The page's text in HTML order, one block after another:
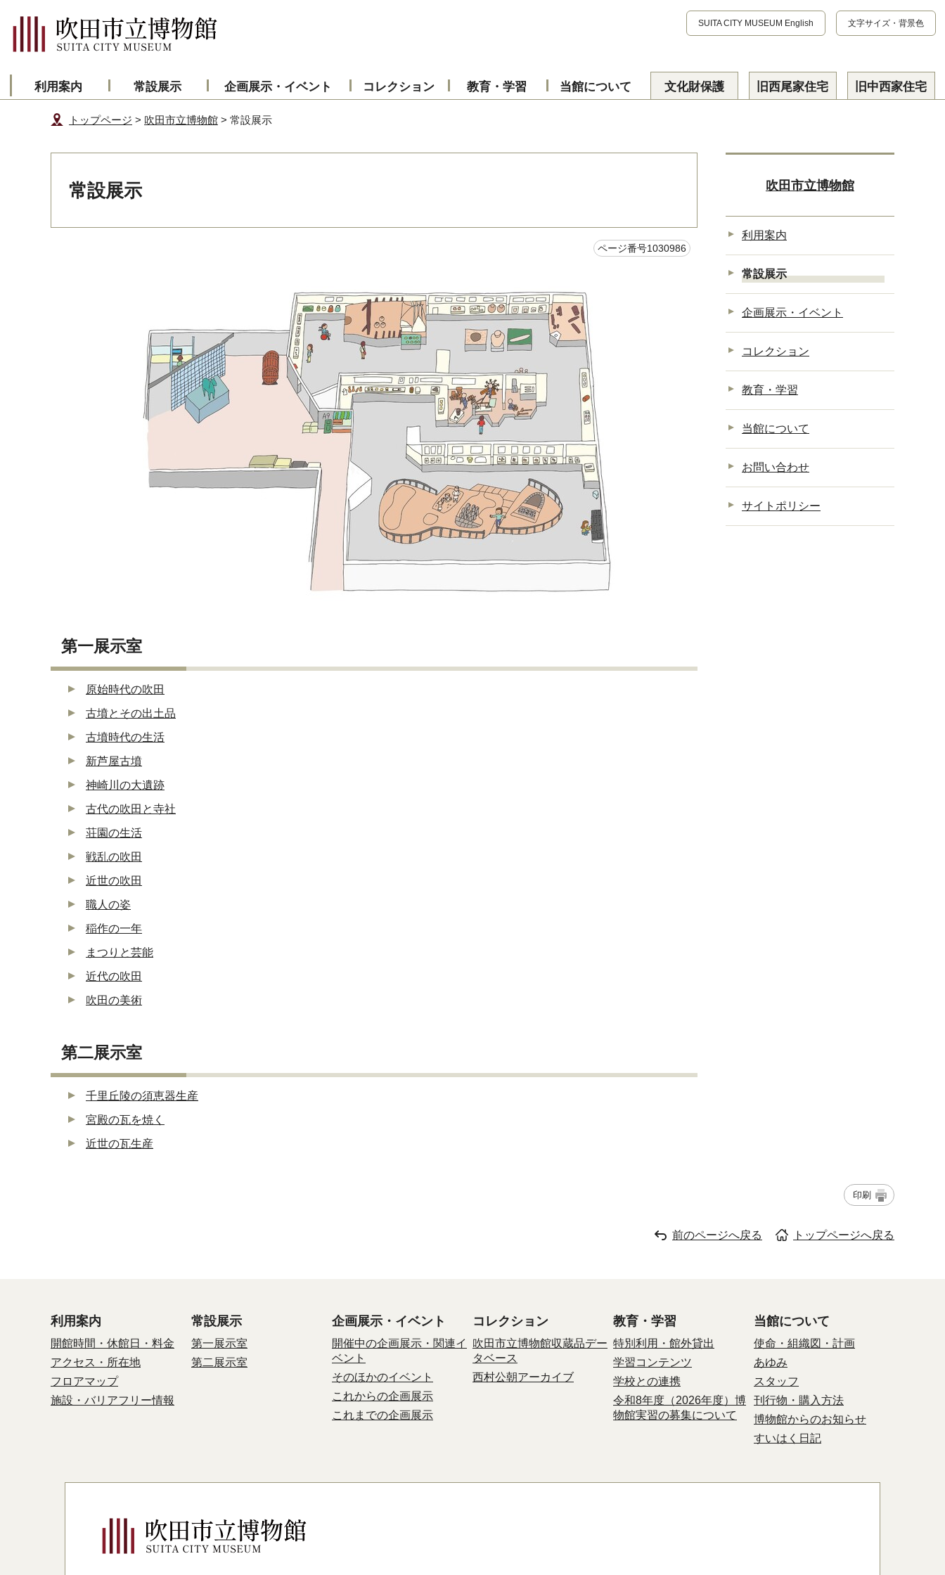
SUITA CITY MUSEUM English 文字サイズ・背景色
利用案内 常設展示 企画展示・イベント コレクション 教育・学習 当館について 文化財保護 旧西尾家住宅 旧中西家住宅
トップページ > 吹田市立博物館 > 常設展示
常設展示
ページ番号1030986
第一展示室
原始時代の吹田
古墳とその出土品
古墳時代の生活
新芦屋古墳
神崎川の大遺跡
古代の吹田と寺社
荘園の生活
戦乱の吹田
近世の吹田
職人の姿
稲作の一年
まつりと芸能
近代の吹田
吹田の美術
第二展示室
千里丘陵の須恵器生産
宮殿の瓦を焼く
近世の瓦生産
吹田市立博物館
利用案内
常設展示
企画展示・イベント
コレクション
教育・学習
当館について
お問い合わせ
サイトポリシー
印刷
前のページへ戻る トップページへ戻る
利用案内
開館時間・休館日・料金
アクセス・所在地
フロアマップ
施設・バリアフリー情報
常設展示
第一展示室
第二展示室
企画展示・イベント
開催中の企画展示・関連イ
ベント
そのほかのイベント
これからの企画展示
これまでの企画展示
コレクション
吹田市立博物館収蔵品デー
タベース
西村公朝アーカイブ
教育・学習
特別利用・館外貸出
学習コンテンツ
学校との連携
令和8年度（2026年度）博
物館実習の募集について
当館について
使命・組織図・計画
あゆみ
スタッフ
刊行物・購入方法
博物館からのお知らせ
すいはく日記